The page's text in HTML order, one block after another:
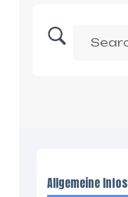
Allgemeine Infos